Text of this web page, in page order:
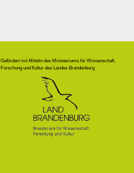
Gefördert mit Mitteln des Ministeriums für Wissenschaft,
Forschung und Kultur des Landes Brandenburg